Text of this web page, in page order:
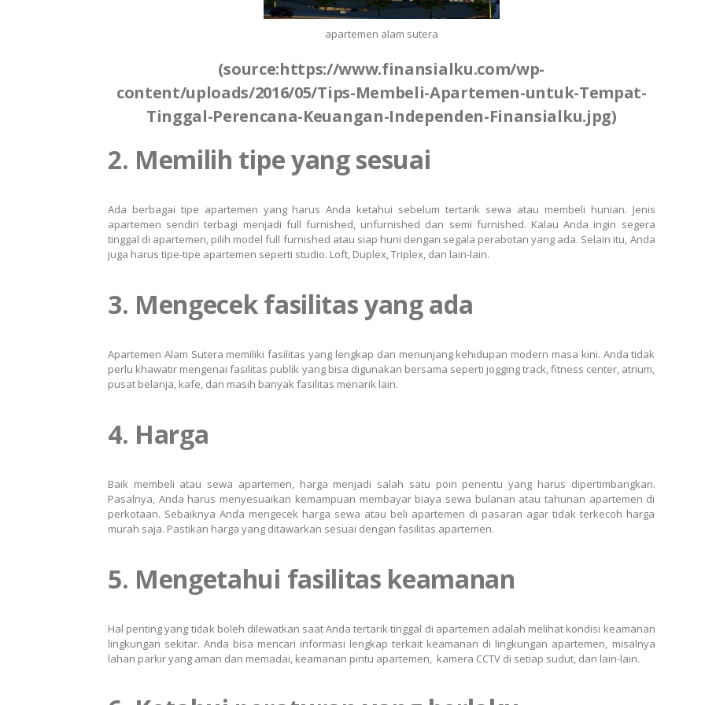
apartemen alam sutera
(source:https://www.finansialku.com/wp-
content/uploads/2016/05/Tips-Membeli-Apartemen-untuk-Tempat-
Tinggal-Perencana-Keuangan-Independen-Finansialku.jpg)
2. Memilih tipe yang sesuai
Ada berbagai tipe apartemen yang harus Anda ketahui sebelum tertarik sewa atau membeli hunian. Jenis
apartemen sendiri terbagi menjadi full furnished, unfurnished dan semi furnished. Kalau Anda ingin segera
tinggal di apartemen, pilih model full furnished atau siap huni dengan segala perabotan yang ada. Selain itu, Anda
juga harus tipe-tipe apartemen seperti studio. Loft, Duplex, Triplex, dan lain-lain.
3. Mengecek fasilitas yang ada
Apartemen Alam Sutera memiliki fasilitas yang lengkap dan menunjang kehidupan modern masa kini. Anda tidak
perlu khawatir mengenai fasilitas publik yang bisa digunakan bersama seperti jogging track, fitness center, atrium,
pusat belanja, kafe, dan masih banyak fasilitas menarik lain.
4. Harga
Baik membeli atau sewa apartemen, harga menjadi salah satu poin penentu yang harus dipertimbangkan.
Pasalnya, Anda harus menyesuaikan kemampuan membayar biaya sewa bulanan atau tahunan apartemen di
perkotaan. Sebaiknya Anda mengecek harga sewa atau beli apartemen di pasaran agar tidak terkecoh harga
murah saja. Pastikan harga yang ditawarkan sesuai dengan fasilitas apartemen.
5. Mengetahui fasilitas keamanan
Hal penting yang tidak boleh dilewatkan saat Anda tertarik tinggal di apartemen adalah melihat kondisi keamanan
lingkungan sekitar. Anda bisa mencari informasi lengkap terkait keamanan di lingkungan apartemen, misalnya
lahan parkir yang aman dan memadai, keamanan pintu apartemen, kamera CCTV di setiap sudut, dan lain-lain.